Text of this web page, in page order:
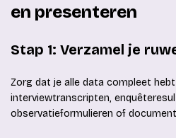
en presenteren
Stap 1: Verzamel je
Zorg dat je alle data compleet
interviewtranscripten,
observatieformulieren of